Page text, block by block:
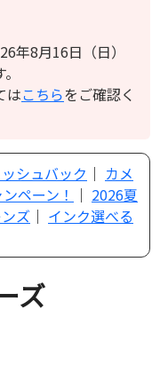
年8月16日（日）
はこちらをご確認く
シュバック ｜ カメ
ペーン！
｜ 2026夏
ズ ｜ インク選べる
ズ